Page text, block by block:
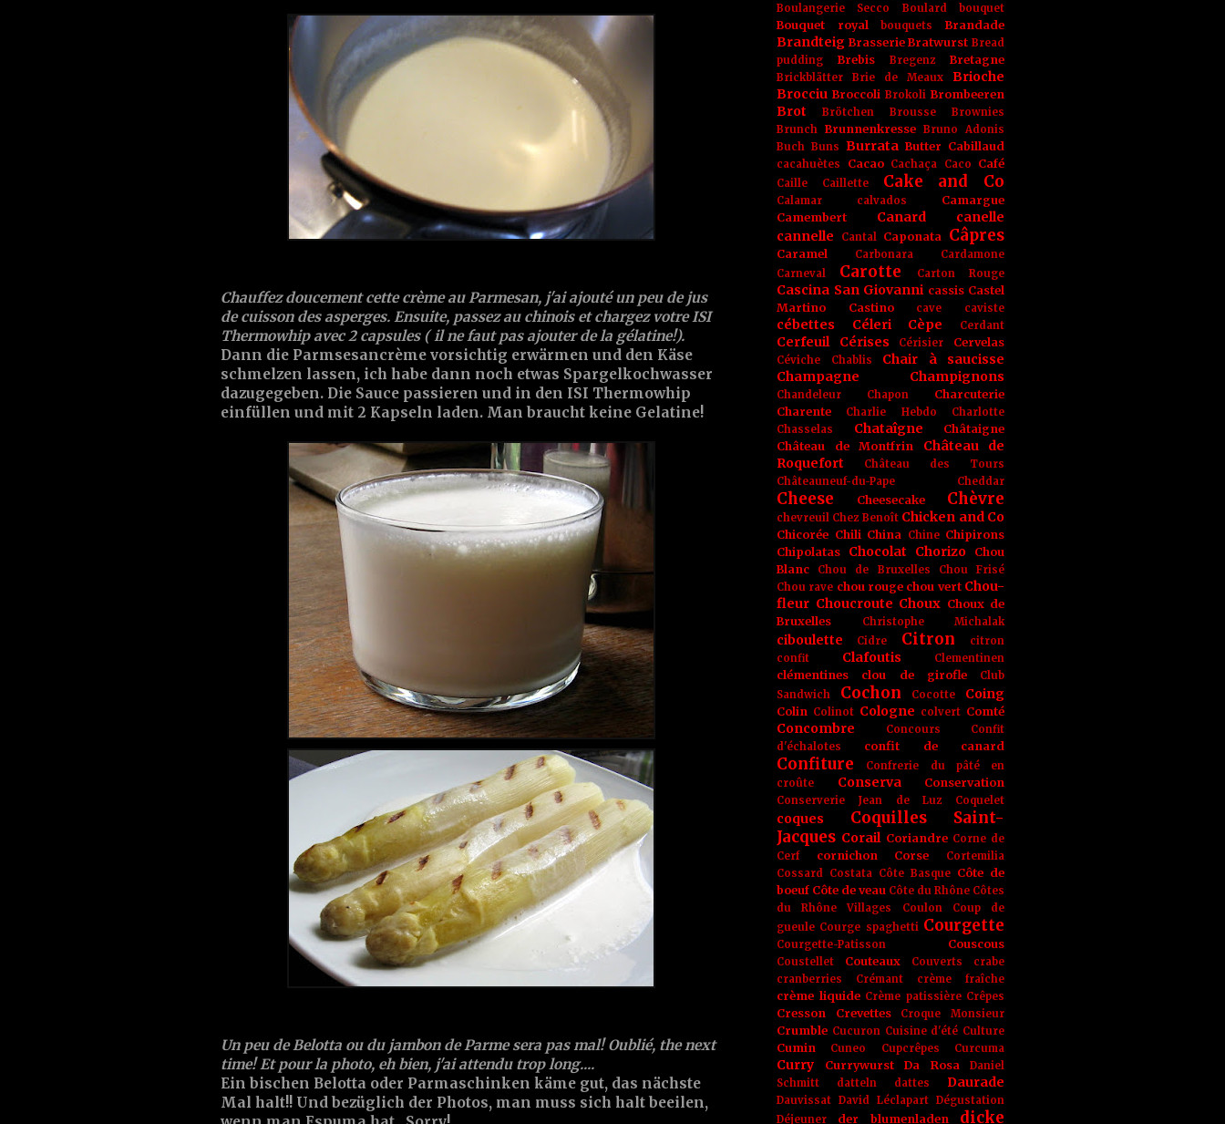
Chauffez doucement cette crème au Parmesan, j'ai ajouté un peu de jus
de cuisson des asperges. Ensuite, passez au chinois et chargez votre ISI
Thermowhip avec 2 capsules ( il ne faut pas ajouter de la gélatine!).
Dann die Parmsesancrème vorsichtig erwärmen und den Käse
schmelzen lassen, ich habe dann noch etwas Spargelkochwasser
dazugegeben. Die Sauce passieren und in den ISI Thermowhip
einfüllen und mit 2 Kapseln laden. Man braucht keine Gelatine!
Un peu de Belotta ou du jambon de Parme sera pas mal! Oublié, the next
time! Et pour la photo, eh bien, j'ai attendu trop long....
Ein bischen Belotta oder Parmaschinken käme gut, das nächste
Mal halt!! Und bezüglich der Photos, man muss sich halt beeilen,
Boulangerie Secco Boulard bouquet
Bouquet royal bouquets Brandade
Brandteig Brasserie Bratwurst Bread
pudding
Brebis Bregenz Bretagne
Brickblätter Brie de Meaux
Brioche
Brocciu Broccoli Brokoli Brombeeren
Brot Brötchen Brousse
Brownies
Brunch Brunnenkresse Bruno Adonis
Buch Buns Burrata Butter Cabillaud
cacahuètes Cacao Cachaça Caco Café
Caille Caillette Cake and Co
Calamar calvados
Camargue
Camembert
Canard
canelle
cannelle
Cantal Caponata Câpres
Caramel Carbonara
Cardamone
Carneval
Carotte Carton Rouge
Cascina San Giovanni cassis Castel
Martino
Castino cave caviste
cébettes Céleri Cèpe Cerdant
Cerfeuil Cérises Cérisier Cervelas
Céviche Chablis
Chair à saucisse
Champagne
Champignons
Chandeleur Chapon
Charcuterie
Charente
Charlie Hebdo
Charlotte
Chasselas
Chataîgne
Châtaigne
Château de Montfrin
Château de
Roquefort
Château des Tours
Châteauneuf-du-Pape
Cheddar
Cheese Cheesecake Chèvre
chevreuil Chez Benoît Chicken and Co
Chicorée Chili China Chine Chipirons
Chipolatas
Chocolat Chorizo
Chou
Blanc
Chou de Bruxelles
Chou Frisé
Chou rave chou rouge chou vert Chou-
fleur Choucroute Choux Choux de
Bruxelles
Christophe Michalak
ciboulette Cidre Citron
citron
confit
Clafoutis Clementinen
clémentines clou de girofle
Club
Sandwich
Cochon Cocotte Coing
Colin Colinot Cologne colvert Comté
Concombre Concours
Confit
d'échalotes
confit de canard
Confiture
Confrerie du pâté en
croûte
Conserva Conservation
Conserverie Jean de Luz Coquelet
coques
Coquilles Saint-
Jacques Corail Coriandre Corne de
Cerf
cornichon Corse
Cortemilia
Cossard Costata Côte Basque Côte de
boeuf Côte de veau Côte du Rhône Côtes
du Rhône Villages
Coulon
Coup de
gueule Courge spaghetti Courgette
Courgette-Patisson Couscous
Coustellet Couteaux Couverts
crabe
cranberries
Crémant crème fraîche
crème liquide Crème patissière Crêpes
Cresson Crevettes Croque Monsieur
Crumble Cucuron Cuisine d'été Culture
Cumin Cuneo Cupcrêpes Curcuma
Curry Currywurst Da Rosa
Daniel
Schmitt
datteln dattes Daurade
Dauvissat David Léclapart Dégustation
Déjeuner
der blumenladen dicke